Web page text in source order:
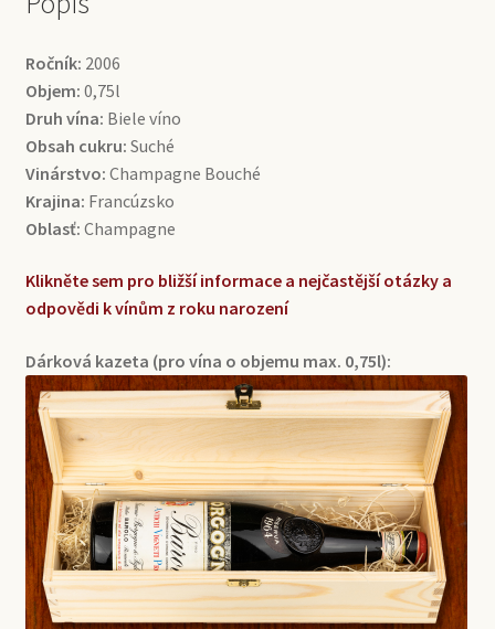
Ročník: 2006
Objem: 0,75l
Druh vína: Biele víno
Obsah cukru: Suché
Vinárstvo: Champagne Bouché
Krajina: Francúzsko
Oblasť: Champagne
Klikněte sem pro bližší informace a nejčastější otázky a
odpovědi k vínům z roku narození
Dárková kazeta (pro vína o objemu max. 0,75l):